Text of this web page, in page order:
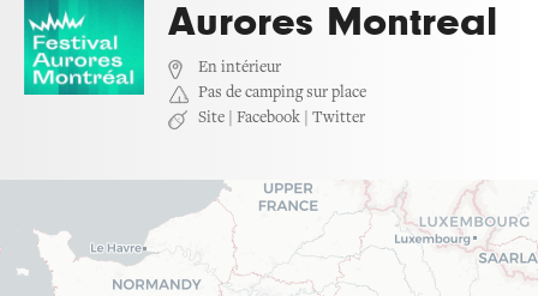
Aurores Montreal
En intérieur
Pas de camping sur place
Site
Facebook Twitter